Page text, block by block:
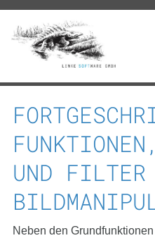
UND FILTER
Neben den